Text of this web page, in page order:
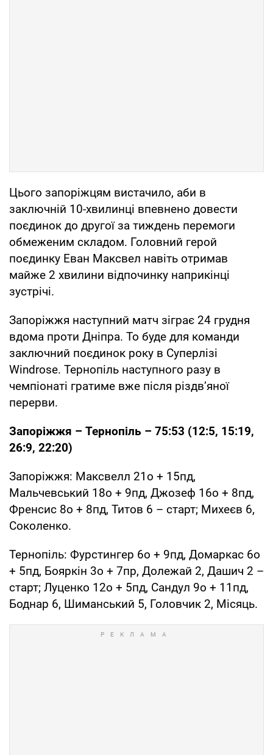
Цього запоріжцям вистачило, аби в
заключній 10-хвилинці впевнено довести
поєдинок до другої за тиждень перемоги
обмеженим складом. Головний герой
поєдинку Еван Максвел навіть отримав
майже 2 хвилини відпочинку наприкінці
зустрічі.
Запоріжжя наступний матч зіграє 24 грудня
вдома проти Дніпра. То буде для команди
заключний поєдинок року в Суперлізі
Windrose. Тернопіль наступного разу в
чемпіонаті гратиме вже після різдв’яної
перерви.
Запоріжжя – Тернопіль – 75:53 (12:5, 15:19,
26:9, 22:20)
Запоріжжя: Максвелл 21о + 15пд,
Мальчевський 18о + 9пд, Джозеф 16о + 8пд,
Френсис 8о + 8пд, Титов 6 – старт; Михеєв 6,
Соколенко.
Тернопіль: Фурстингер 6о + 9пд, Домаркас 6о
+ 5пд, Бояркін 3о + 7пр, Долежай 2, Дашич 2 –
старт; Луценко 12о + 5пд, Сандул 9о + 11пд,
Боднар 6, Шиманський 5, Головчик 2, Місяць.